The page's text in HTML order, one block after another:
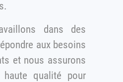
aux besoins
et nous assurons
pour